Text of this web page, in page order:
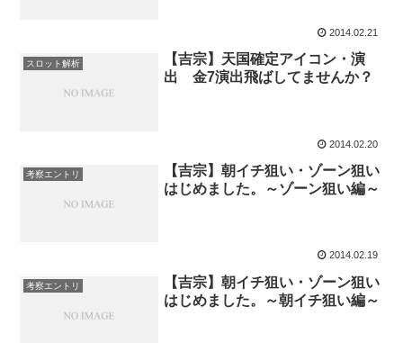
2014.02.21
スロット解析
【吉宗】天国確定アイコン・演
出 金7演出飛ばしてませんか？
2014.02.20
考察エントリ
【吉宗】朝イチ狙い・ゾーン狙い
はじめました。～ゾーン狙い編～
2014.02.19
考察エントリ
【吉宗】朝イチ狙い・ゾーン狙い
はじめました。～朝イチ狙い編～